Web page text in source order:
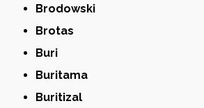
Brodowski
Brotas
Buri
Buritama
Buritizal